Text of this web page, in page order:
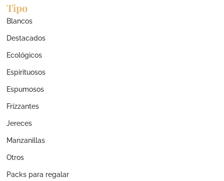
Tipo
Blancos
Destacados
Ecológicos
Espirituosos
Espumosos
Frizzantes
Jereces
Manzanillas
Otros
Packs para regalar